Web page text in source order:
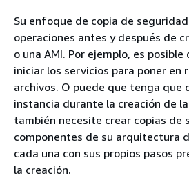
Su enfoque de copia de
operaciones antes y después de
o una AMI. Por ejemplo, es
iniciar los servicios para poner en
archivos. O puede que tenga que
instancia durante la creación de la
también necesite crear copias de
componentes de su arquitectura
cada una con sus propios pasos
la creación.